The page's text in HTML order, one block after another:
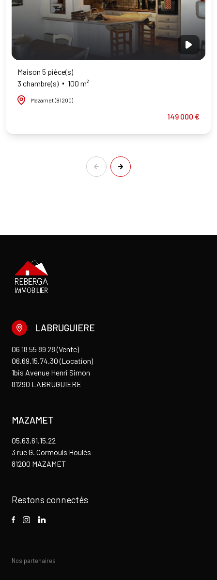
Maison 5 pièce(s)
3 chambre(s)
100 m²
Mazamet (81200)
149 000 €
LABRUGUIERE
06 18 55 89 28 (Vente)
06.69.15.74.30 (Location)
1bis Avenue Henri Simon
81290 LABRUGUIERE
MAZAMET
05.63.61.15.22
3 rue G. Cormouls Houlès
81200 MAZAMET
Restons connectés
Nos partenaires